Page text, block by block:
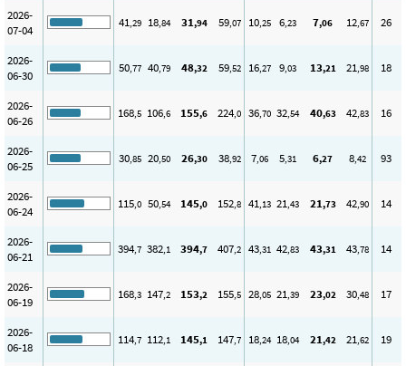
2026-
07-04
41,29 18,84 31,94 59,07 10,25 6,23 7,06 12,67 26
2026-
06-30
50,77 40,79 48,32 59,52 16,27 9,03 13,21 21,98 18
2026-
06-26
168,5 106,6 155,6 224,0 36,70 32,54 40,63 42,83 16
2026-
06-25
30,85 20,50 26,30 38,92 7,06 5,31 6,27 8,42 93
2026-
06-24
115,0 50,54 145,0 152,8 41,13 21,43 21,73 42,90 14
2026-
06-21
394,7 382,1 394,7 407,2 43,31 42,83 43,31 43,78 14
2026-
06-19
168,3 147,2 153,2 155,5 28,05 21,39 23,02 30,48 17
2026-
06-18
114,7 112,1 145,1 147,7 18,24 18,04 21,42 21,62 19